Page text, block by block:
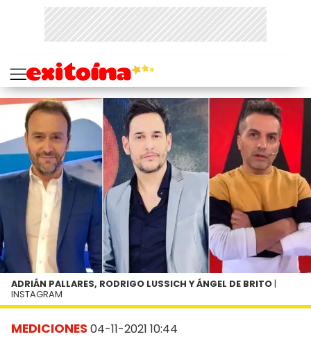
MEDICIONES 04-11-2021 10:44
ADRIÁN PALLARES, RODRIGO LUSSICH Y ÁNGEL DE BRITO |
INSTAGRAM